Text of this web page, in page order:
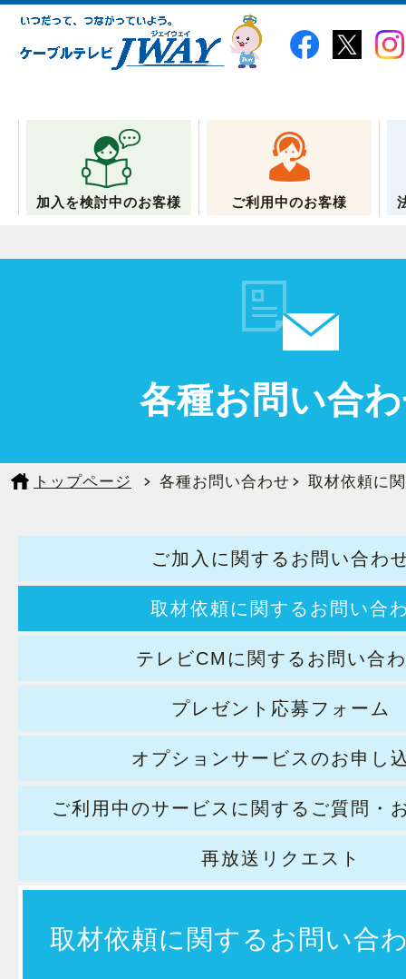
加入を検討中のお客様 ご利用中のお客様
各種お問い合
トップページ 各種お問い合わせ 取材依頼に
ご加入に関するお問い合わ
取材依頼に関するお問い合
テレビCMに関するお問い合
プレゼント応募フォーム
オプションサービスのお申し
ご利用中のサービスに関するご質問・
再放送リクエスト
取材依頼に関するお問い合